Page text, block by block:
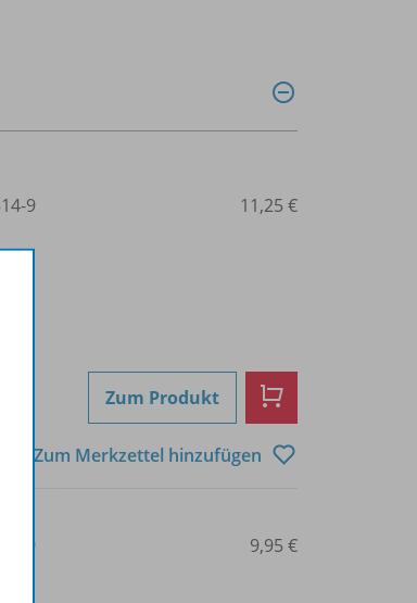
9 11,25 €
Zum Produkt
Zum Merkzettel hinzufügen
9 9,95 €